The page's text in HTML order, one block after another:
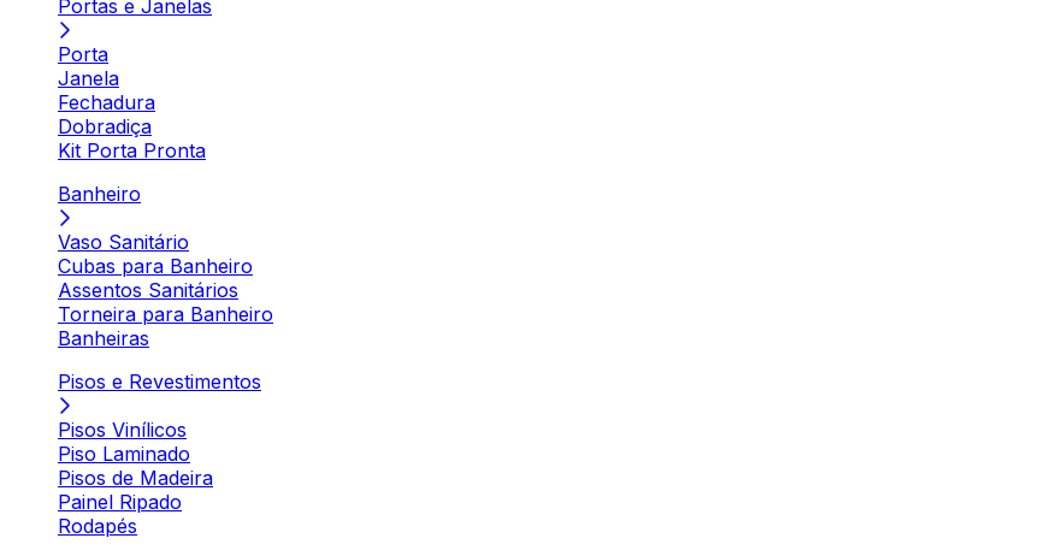
Portas e Janelas
Porta
Janela
Fechadura
Dobradiça
Kit Porta Pronta
Banheiro
Vaso Sanitário
Cubas para Banheiro
Assentos Sanitários
Torneira para Banheiro
Banheiras
Pisos e Revestimentos
Pisos Vinílicos
Piso Laminado
Pisos de Madeira
Painel Ripado
Rodapés